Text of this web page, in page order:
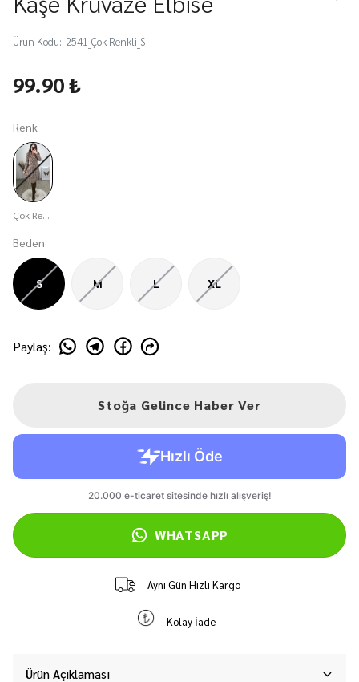
Ürün Kodu: 2541_Çok Renkli_S
99.90 ₺
Renk
Çok Renkli
Beden
S M L XL
Paylaş:
Stoğa Gelince Haber Ver
WHATSAPP
Aynı Gün Hızlı Kargo
Kolay İade
Ürün Açıklaması